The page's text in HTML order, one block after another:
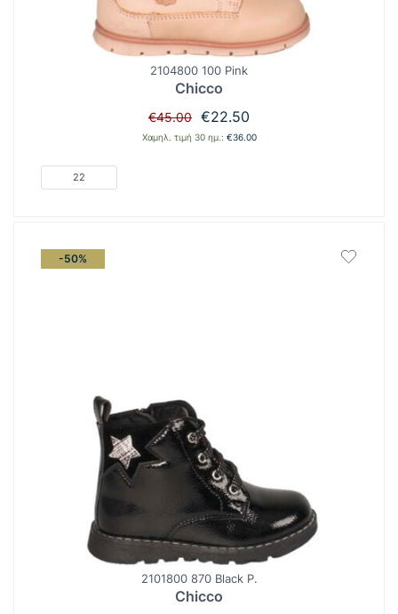
2104800 100 Pink
Chicco
€45.00 Original
price
€22.50
τρέχουσα
Χαμηλ. τιμή 30 ημ.: €36.00
22
-50%
2101800 870 Black P.
Chicco